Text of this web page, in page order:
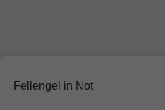
Fellengel in Not